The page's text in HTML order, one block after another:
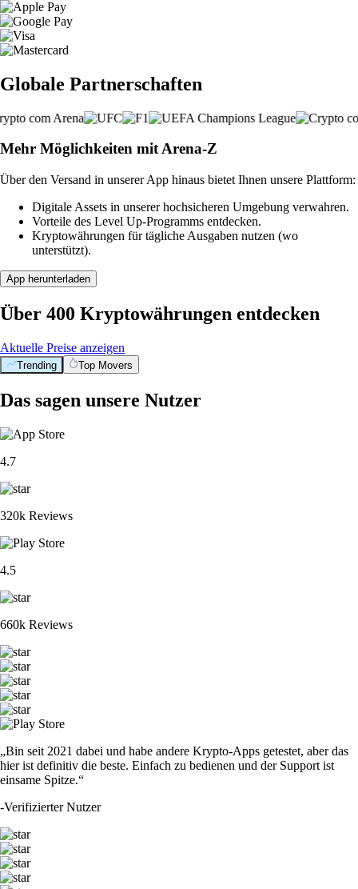
Globale Partnerschaften
Mehr Möglichkeiten mit Arena-Z
Über den Versand in unserer App hinaus bietet Ihnen unsere Plattform:
Digitale Assets in unserer hochsicheren Umgebung verwahren.
Vorteile des Level Up-Programms entdecken.
Kryptowährungen für tägliche Ausgaben nutzen (wo
unterstützt).
App herunterladen
Über 400 Kryptowährungen entdecken
Aktuelle Preise anzeigen
Trending Top Movers
Das sagen unsere Nutzer
4.7
320k Reviews
4.5
660k Reviews
„Bin seit 2021 dabei und habe andere Krypto-Apps getestet, aber das
hier ist definitiv die beste. Einfach zu bedienen und der Support ist
einsame Spitze.“
-Verifizierter Nutzer